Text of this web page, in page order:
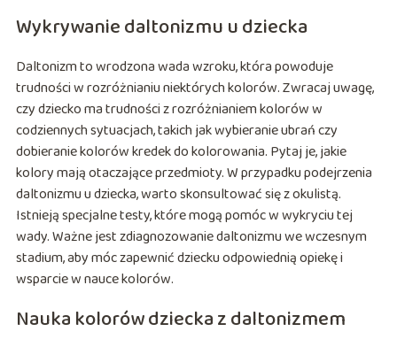
Wykrywanie daltonizmu u dziecka
Daltonizm to wrodzona wada wzroku, która powoduje
trudności w rozróżnianiu niektórych kolorów. Zwracaj uwagę,
czy dziecko ma trudności z rozróżnianiem kolorów w
codziennych sytuacjach, takich jak wybieranie ubrań czy
dobieranie kolorów kredek do kolorowania. Pytaj je, jakie
kolory mają otaczające przedmioty. W przypadku podejrzenia
daltonizmu u dziecka, warto skonsultować się z okulistą.
Istnieją specjalne testy, które mogą pomóc w wykryciu tej
wady. Ważne jest zdiagnozowanie daltonizmu we wczesnym
stadium, aby móc zapewnić dziecku odpowiednią opiekę i
wsparcie w nauce kolorów.
Nauka kolorów dziecka z daltonizmem